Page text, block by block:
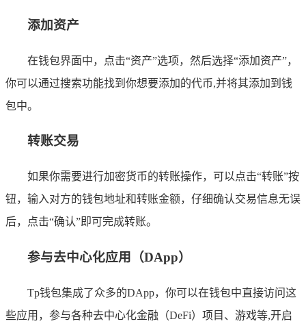
添加资产
在钱包界面中，点击“资产”选项，然后选择“添加资产”，
你可以通过搜索功能找到你想要添加的代币,并将其添加到钱
包中。
转账交易
如果你需要进行加密货币的转账操作，可以点击“转账”按
钮，输入对方的钱包地址和转账金额，仔细确认交易信息无误
后，点击“确认”即可完成转账。
参与去中心化应用（DApp）
Tp钱包集成了众多的DApp，你可以在钱包中直接访问这
些应用，参与各种去中心化金融（DeFi）项目、游戏等,开启